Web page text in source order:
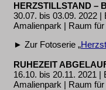
HERZSTILLSTAND –
30.07. bis 03.09. 2022
Amalienpark | Raum
► Zur Fotoserie „
RUHEZEIT
16.10. bis 20.11. 2021
Amalienpark | Raum